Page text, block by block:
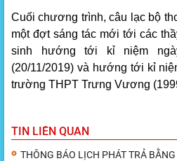
Cuối chương trình, câu lạc bộ
một đợt sáng tác mới tới các
sinh hướng tới kỉ niệm
(20/11/2019) và hướng tới kỉ
trường THPT Trưng Vương
TIN LIÊN QUAN
THÔNG BÁO LỊCH PHÁT TRẢ